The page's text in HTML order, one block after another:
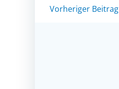
Post
Vorheriger Beitrag